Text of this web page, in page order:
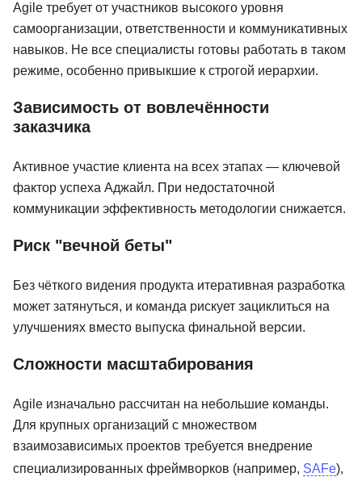
Agile требует от участников высокого уровня
самоорганизации, ответственности и коммуникативных
навыков. Не все специалисты готовы работать в таком
режиме, особенно привыкшие к строгой иерархии.
Зависимость от вовлечённости
заказчика
Активное участие клиента на всех этапах — ключевой
фактор успеха Аджайл. При недостаточной
коммуникации эффективность методологии снижается.
Риск "вечной беты"
Без чёткого видения продукта итеративная разработка
может затянуться, и команда рискует зациклиться на
улучшениях вместо выпуска финальной версии.
Сложности масштабирования
Agile изначально рассчитан на небольшие команды.
Для крупных организаций с множеством
взаимозависимых проектов требуется внедрение
специализированных фреймворков (например, SAFe),